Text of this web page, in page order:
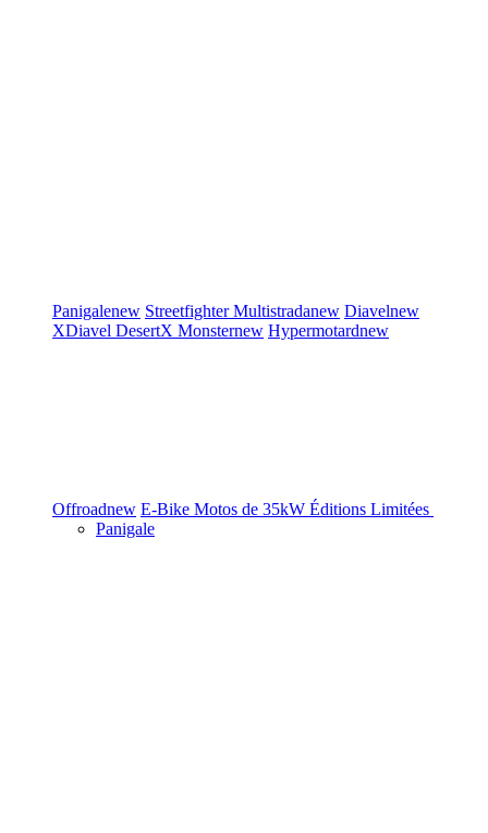
Panigalenew StreetfighterMultistradanew Diavelnew
XDiavel DesertX Monsternew Hypermotardnew
Offroadnew E-Bike Motos de 35kW Éditions Limitées
Panigale